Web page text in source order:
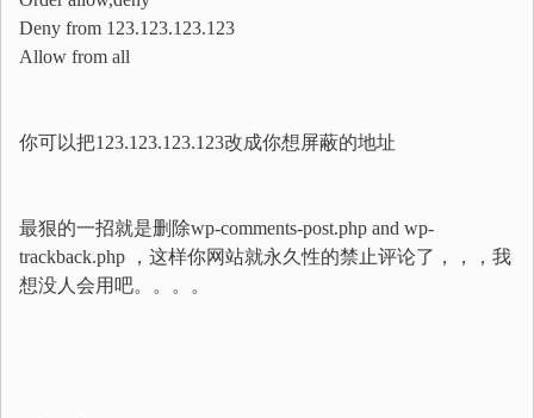
Deny from 123.123.123.123
Allow from all
你可以把123.123.123.123改成你想屏蔽的地址
最狠的一招就是删除wp-comments-post.php and wp-
trackback.php ，这样你网站就永久性的禁止评论了，，，我
想没人会用吧。。。。